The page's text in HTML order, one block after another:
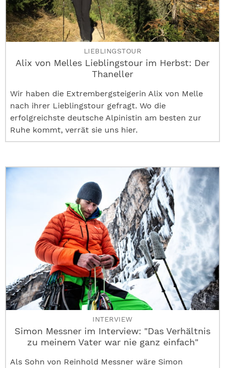
LIEBLINGSTOUR
Alix von Melles Lieblingstour im Herbst: Der
Thaneller
Wir haben die Extrembergsteigerin Alix von Melle
nach ihrer Lieblingstour gefragt. Wo die
erfolgreichste deutsche Alpinistin am besten zur
Ruhe kommt, verrät sie uns hier.
INTERVIEW
Simon Messner im Interview: "Das Verhältnis
zu meinem Vater war nie ganz einfach"
Als Sohn von Reinhold Messner wäre Simon